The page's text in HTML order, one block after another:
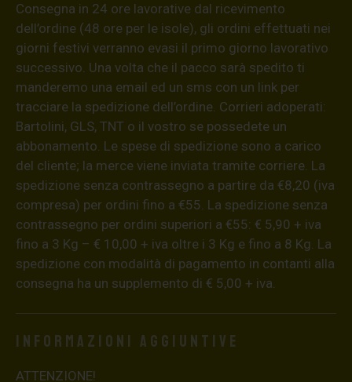
Consegna in 24 ore lavorative dal ricevimento
dell’ordine (48 ore per le isole), gli ordini effettuati nei
giorni festivi verranno evasi il primo giorno lavorativo
successivo. Una volta che il pacco sarà spedito ti
manderemo una email ed un sms con un link per
tracciare la spedizione dell’ordine. Corrieri adoperati:
Bartolini, GLS, TNT o il vostro se possedete un
abbonamento. Le spese di spedizione sono a carico
del cliente; la merce viene inviata tramite corriere. La
spedizione senza contrassegno a partire da €8,20 (iva
compresa) per ordini fino a €55. La spedizione senza
contrassegno per ordini superiori a €55: € 5,90 + iva
fino a 3 Kg – € 10,00 + iva oltre i 3 Kg e fino a 8 Kg. La
spedizione con modalità di pagamento in contanti alla
consegna ha un supplemento di € 5,00 + iva.
Informazioni aggiuntive
ATTENZIONE!